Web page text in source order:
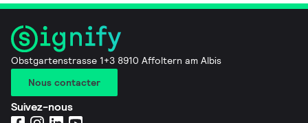
Obstgartenstrasse 1+3 8910 Affoltern am Albis
Nous contacter
Suivez-nous